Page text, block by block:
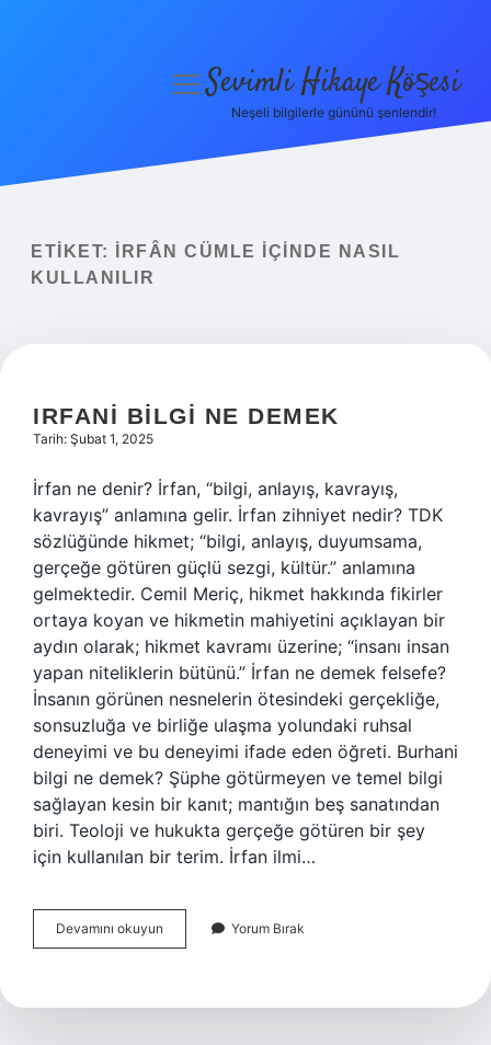
Yasal Uyarı
menüyüSevimli Hikaye Köşesi
Neşeli bilgilerle gününü şenlendir!
ETIKET:
İRFÂN CÜMLE IÇINDE NASIL
KULLANILIR
IRFANI BILGI NE DEMEK
Tarih: Şubat 1, 2025
İrfan ne denir? İrfan, “bilgi, anlayış, kavrayış,
kavrayış” anlamına gelir. İrfan zihniyet nedir? TDK
sözlüğünde hikmet; “bilgi, anlayış, duyumsama,
gerçeğe götüren güçlü sezgi, kültür.” anlamına
gelmektedir. Cemil Meriç, hikmet hakkında fikirler
ortaya koyan ve hikmetin mahiyetini açıklayan bir
aydın olarak; hikmet kavramı üzerine; “insanı insan
yapan niteliklerin bütünü.” İrfan ne demek felsefe?
İnsanın görünen nesnelerin ötesindeki gerçekliğe,
sonsuzluğa ve birliğe ulaşma yolundaki ruhsal
deneyimi ve bu deneyimi ifade eden öğreti. Burhani
bilgi ne demek? Şüphe götürmeyen ve temel bilgi
sağlayan kesin bir kanıt; mantığın beş sanatından
biri. Teoloji ve hukukta gerçeğe götüren bir şey
için kullanılan bir terim. İrfan ilmi…
Devamını okuyun
Bilgi
Yorum Bırak